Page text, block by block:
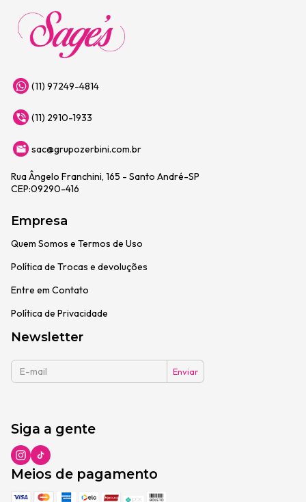
(11) 97249-4814
(11) 2910-1933
sac@grupozerbini.com.br
Rua Ângelo Franchini, 165 - Santo André-SP
CEP:09290-416
Empresa
Quem Somos e Termos de Uso
Política de Trocas e devoluções
Entre em Contato
Política de Privacidade
Newsletter
Siga a gente
Meios de pagamento